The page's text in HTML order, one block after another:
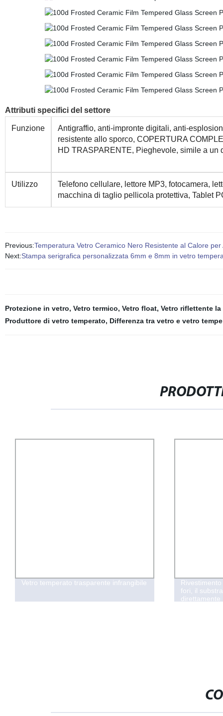
Attributi specifici del settore
Funzione
Antigraffio, anti-impronte digitali, anti-
resistente allo sporco, COPERTURA
HD TRASPARENTE, Pieghevole, simile a un
Utilizzo
Telefono cellulare, lettore MP3, fotocamera,
macchina di taglio pellicola protettiva, Tablet
Previous:Temperatura Vetro Ceramico Nero Resistente al Calore
Next:Stampa serigrafica personalizzata 6mm e 8mm in vetro
Protezione in vetro, Vetro termico, Vetro float, Vetro riflettente la
Produttore di vetro temperato, Differenza tra vetro e vetro
Vetro temperato trasparente infrangibile
fori, il
direttamente